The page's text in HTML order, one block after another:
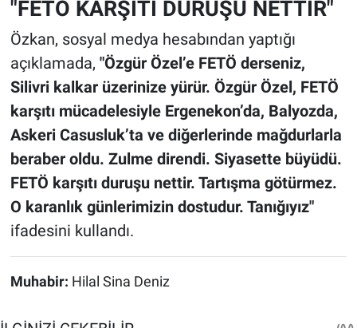
"FETÖ KARŞITI DURUŞU NETTİR"
Özkan, sosyal medya hesabından yaptığı
açıklamada, "Özgür Özel’e FETÖ derseniz,
Silivri kalkar üzerinize yürür. Özgür Özel, FETÖ
karşıtı mücadelesiyle Ergenekon’da, Balyozda,
Askeri Casusluk’ta ve diğerlerinde mağdurlarla
beraber oldu. Zulme direndi. Siyasette büyüdü.
FETÖ karşıtı duruşu nettir. Tartışma götürmez.
O karanlık günlerimizin dostudur. Tanığıyız"
ifadesini kullandı.
Muhabir: Hilal Sina Deniz